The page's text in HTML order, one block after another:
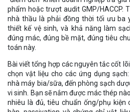
phẩm hoặc trượt audit GMP/HACCP.
nhà thầu là phải đồng thời tối ưu ba
thiết kế vệ sinh, và khả năng làm
đúng mác, đúng bề mặt, đúng tiêu
toán này.
Bài viết tổng hợp các nguyên tắc cốt
chọn vật liệu cho các ứng dụng
nhà máy bia/sữa, đến phòng sạch
vi sinh. Bạn sẽ nắm được mác thép
nhiêu là đủ, tiêu chuẩn ống/phụ kiện